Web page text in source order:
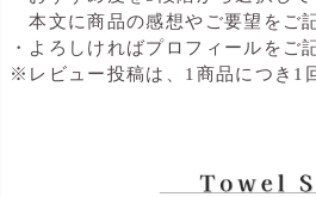
本文に商品の感想やご要望をご
・よろしければプロフィールをご
※レビュー投稿は、1商品につき1